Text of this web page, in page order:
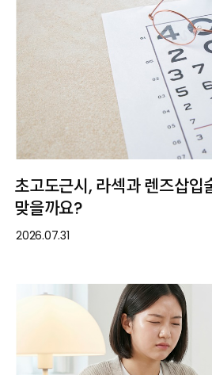
초고도근시, 라섹과 렌즈삽입
맞을까요?
2026.07.31